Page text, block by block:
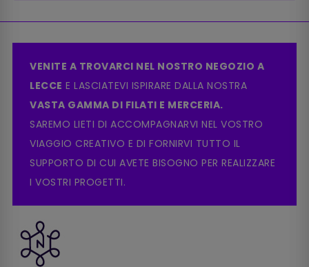
VENITE A TROVARCI NEL NOSTRO NEGOZIO A
LECCE E LASCIATEVI ISPIRARE DALLA NOSTRA
VASTA GAMMA DI FILATI E MERCERIA.
SAREMO LIETI DI ACCOMPAGNARVI NEL VOSTRO
VIAGGIO CREATIVO E DI FORNIRVI TUTTO IL
SUPPORTO DI CUI AVETE BISOGNO PER REALIZZARE
I VOSTRI PROGETTI.